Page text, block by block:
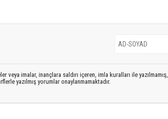
veya imalar, inançlara saldırı içeren, imla kuralları ile yazılmamış,
yazılmış yorumlar onaylanmamaktadır.